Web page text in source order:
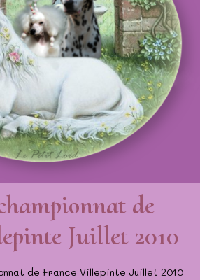
de
Juillet 2010